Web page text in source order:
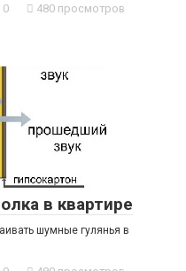
0 480 просмотров
в квартире
шумные гулянья в